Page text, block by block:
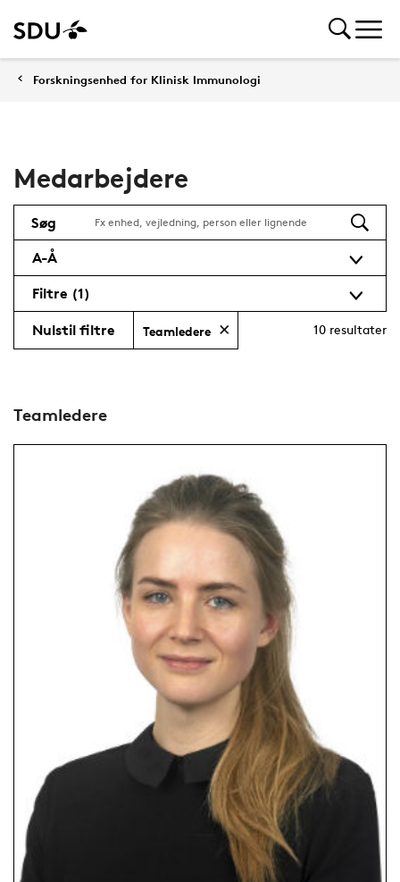
Forskningsenhed for Klinisk Immunologi
Medarbejdere
Filtre (1)
A-Å
Søg
10 resultater
Nulstil filtre Teamledere
Teamledere